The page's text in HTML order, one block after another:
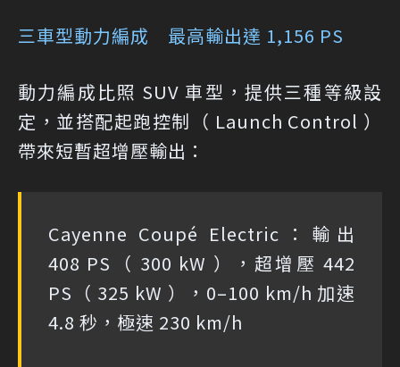
三車型動力編成 最高輸出達 1,156 PS
動力編成比照 SUV 車型，提供三種等級設
定，並搭配起跑控制（ Launch Control ）
帶來短暫超增壓輸出：
Cayenne Coupé Electric：輸出
408 PS（ 300 kW ），超增壓 442
PS（ 325 kW ），0–100 km/h 加速
4.8 秒，極速 230 km/h